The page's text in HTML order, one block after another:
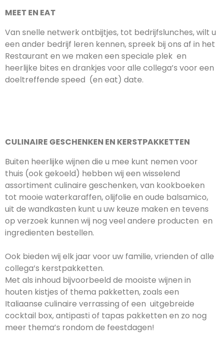
MEET EN EAT
Van snelle netwerk ontbijtjes, tot bedrijfslunches, wilt u
een ander bedrijf leren kennen, spreek bij ons af in het
Restaurant en we maken een speciale plek en
heerlijke bites en drankjes voor alle collega’s voor een
doeltreffende speed (en eat) date.
CULINAIRE GESCHENKEN EN KERSTPAKKETTEN
Buiten heerlijke wijnen die u mee kunt nemen voor
thuis (ook gekoeld) hebben wij een wisselend
assortiment culinaire geschenken, van kookboeken
tot mooie waterkaraffen, olijfolie en oude balsamico,
uit de wandkasten kunt u uw keuze maken en tevens
op verzoek kunnen wij nog veel andere producten en
ingredienten bestellen.
Ook bieden wij elk jaar voor uw familie, vrienden of alle
collega’s kerstpakketten.
Met als inhoud bijvoorbeeld de mooiste wijnen in
houten kistjes of thema pakketten, zoals een
Italiaanse culinaire verrassing of een uitgebreide
cocktail box, antipasti of tapas pakketten en zo nog
meer thema’s rondom de feestdagen!